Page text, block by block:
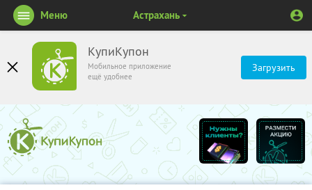
КупиКупон
Мобильное приложение
ещё удобнее
Загрузить
Меню Астрахань